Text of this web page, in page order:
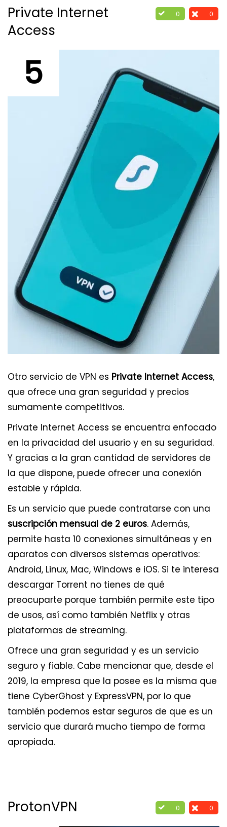
0 0
Private Internet
Access
5
Otro servicio de VPN es Private Internet Access,
que ofrece una gran seguridad y precios
sumamente competitivos.
Private Internet Access se encuentra enfocado
en la privacidad del usuario y en su seguridad.
Y gracias a la gran cantidad de servidores de
la que dispone, puede ofrecer una conexión
estable y rápida.
Es un servicio que puede contratarse con una
suscripción mensual de 2 euros. Además,
permite hasta 10 conexiones simultáneas y en
aparatos con diversos sistemas operativos:
Android, Linux, Mac, Windows e iOS. Si te interesa
descargar Torrent no tienes de qué
preocuparte porque también permite este tipo
de usos, así como también Netflix y otras
plataformas de streaming.
Ofrece una gran seguridad y es un servicio
seguro y fiable. Cabe mencionar que, desde el
2019, la empresa que la posee es la misma que
tiene CyberGhost y ExpressVPN, por lo que
también podemos estar seguros de que es un
servicio que durará mucho tiempo de forma
apropiada.
0 0
ProtonVPN